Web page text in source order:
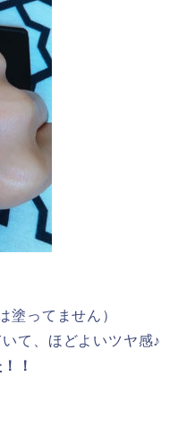
塗ってません）
て、ほどよいツヤ感♪
！